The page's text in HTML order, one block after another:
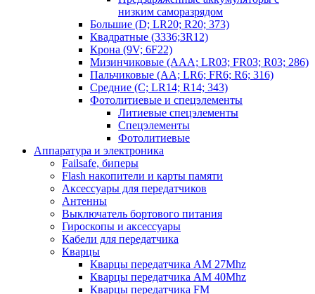
низким саморазрядом
Большие (D; LR20; R20; 373)
Квадратные (3336;3R12)
Крона (9V; 6F22)
Мизинчиковые (AAA; LR03; FR03; R03; 286)
Пальчиковые (AA; LR6; FR6; R6; 316)
Средние (C; LR14; R14; 343)
Фотолитиевые и спецэлементы
Литиевые спецэлементы
Спецэлементы
Фотолитиевые
Аппаратура и электроника
Failsafe, биперы
Flash накопители и карты памяти
Аксессуары для передатчиков
Антенны
Выключатель бортового питания
Гироскопы и аксессуары
Кабели для передатчика
Кварцы
Кварцы передатчика AM 27Mhz
Кварцы передатчика AM 40Mhz
Кварцы передатчика FM